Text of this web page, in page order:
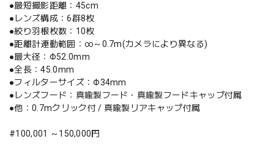
●最短撮影距離：45cm
●レンズ構成：6群8枚
●絞り羽根枚数：10枚
●距離計連動範囲：∞～0.7m(カメラにより異なる)
●最大径：Φ52.0mm
●全長：45.0mm
●フィルターサイズ：Φ34mm
●レンズフード：真鍮製フード・真鍮製フードキャップ付属
●他：0.7mクリック付 / 真鍮製リアキャップ付属
#100,001 ～150,000円